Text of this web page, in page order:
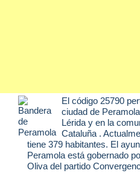
El código 25790
ciudad de Peramola
Lérida y en la
Cataluña .
tiene 379 habitantes. El
Peramola está gobernado
Oliva del partido